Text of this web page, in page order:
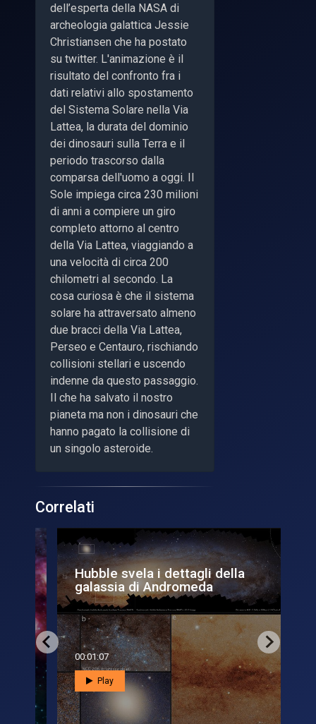
dell’esperta della NASA di
archeologia galattica Jessie
Christiansen che ha postato
su twitter. L'animazione è il
risultato del confronto fra i
dati relativi allo spostamento
del Sistema Solare nella Via
Lattea, la durata del dominio
dei dinosauri sulla Terra e il
periodo trascorso dalla
comparsa dell'uomo a oggi. Il
Sole impiega circa 230 milioni
di anni a compiere un giro
completo attorno al centro
della Via Lattea, viaggiando a
una velocità di circa 200
chilometri al secondo. La
cosa curiosa è che il sistema
solare ha attraversato almeno
due bracci della Via Lattea,
Perseo e Centauro, rischiando
collisioni stellari e uscendo
indenne da questo passaggio.
Il che ha salvato il nostro
pianeta ma non i dinosauri che
hanno pagato la collisione di
un singolo asteroide.
Correlati
Hubble svela i dettagli della
galassia di Andromeda
00:01:07
Play